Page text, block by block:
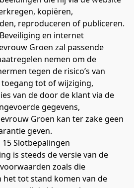
kopiëren,
reproduceren of publiceren.
en internet
Groen zal passende
nemen om de
tegen de risico’s van
tot of wijziging,
van de door de klant via de
gegevens,
Groen kan ter zake geen
geven.
Slotbepalingen
is steeds de versie van de
zoals die
het tot stand komen van de